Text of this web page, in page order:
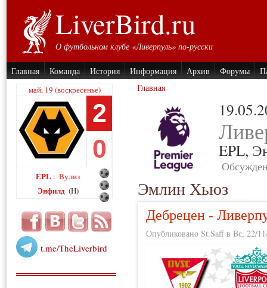
LiverBird.ru
О футбольном клубе «Ливерпуль» по-русски
Главная Команда История Информация Архив Форумы
май, 19 (воскресенье)
2
0
EPL : Вулвз
Энфилд (H)
t.me/TheLiverbird
Главная
EPL,
Эмлин Хьюз
Дебрецен -
Опубликовано St.Saff в Вс, 22/